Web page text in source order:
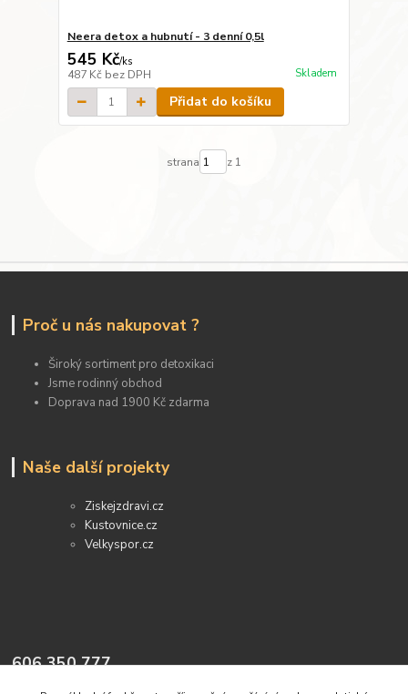
Neera detox a hubnutí - 3 denní 0,5l
545 Kč/ks
487 Kč bez DPH Skladem
Přidat do košíku
strana z 1
Proč u nás nakupovat ?
Široký sortiment pro detoxikaci
Jsme rodinný obchod
Doprava nad 1900 Kč zdarma
Naše další projekty
Ziskejzdravi.cz
Kustovnice.cz
Velkyspor.cz
606 350 777